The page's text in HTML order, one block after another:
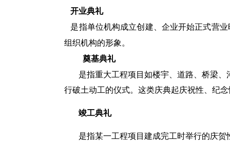
开业典礼
是指单位机构成立创建、企业开始正式营
组织机构的形象。
奠基典礼
是指重大工程项目如楼宇、道路、桥梁
行破土动工的仪式。这类庆典起庆祝性、纪
竣工典礼
是指某一工程项目建成完工时举行的庆